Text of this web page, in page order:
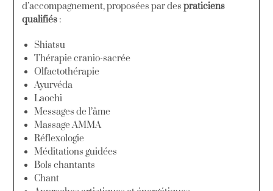
d’accompagnement, proposées par des praticiens
qualifiés:
Shiatsu
Thérapie cranio-sacrée
Olfactothérapie
Ayurvéda
Laochi
Messages de l’âme
Massage AMMA
Réflexologie
Méditations guidées
Bols chantants
Chant